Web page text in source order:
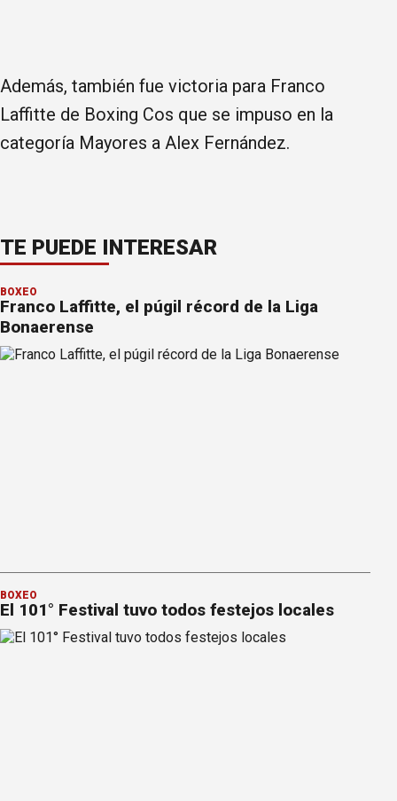
Además, también fue victoria para Franco
Laffitte de Boxing Cos que se impuso en la
categoría Mayores a Alex Fernández.
TE PUEDE INTERESAR
BOXEO
Franco Laffitte, el púgil récord de la Liga
Bonaerense
BOXEO
El 101° Festival tuvo todos festejos locales